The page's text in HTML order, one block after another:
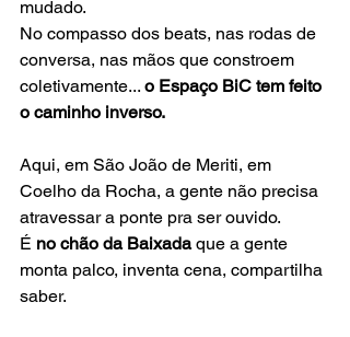
mudado.
No compasso dos beats, nas rodas de
conversa, nas mãos que constroem
coletivamente... o Espaço BiC tem feito
o caminho inverso.
Aqui, em São João de Meriti, em
Coelho da Rocha, a gente não precisa
atravessar a ponte pra ser ouvido.
É no chão da Baixada que a gente
monta palco, inventa cena, compartilha
saber.